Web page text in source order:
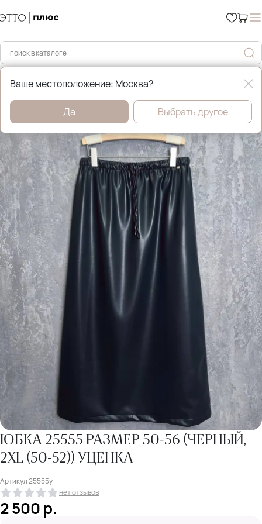
Главная Уценка %
ЮБКА 25555 РАЗМЕР 50-56 (ЧЕРНЫЙ,
2XL (50-52)) УЦЕНКА
Артикул25555у
нет отзывов
2 500р.
Ваше местоположение: Москва?
Да Выбрать другое